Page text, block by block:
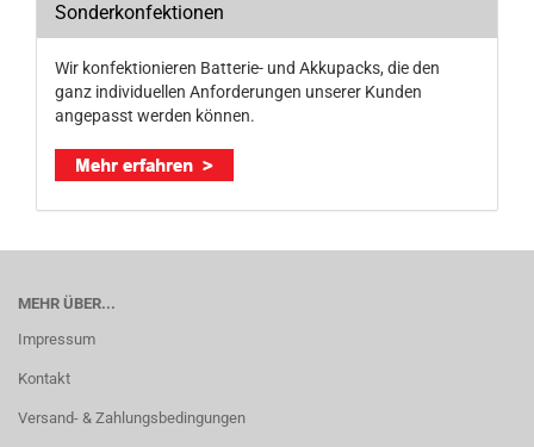
Sonderkonfektionen
Wir konfektionieren Batterie- und Akkupacks, die den
ganz individuellen Anforderungen unserer Kunden
angepasst werden können.
MEHR ÜBER...
Impressum
Kontakt
Versand- & Zahlungsbedingungen